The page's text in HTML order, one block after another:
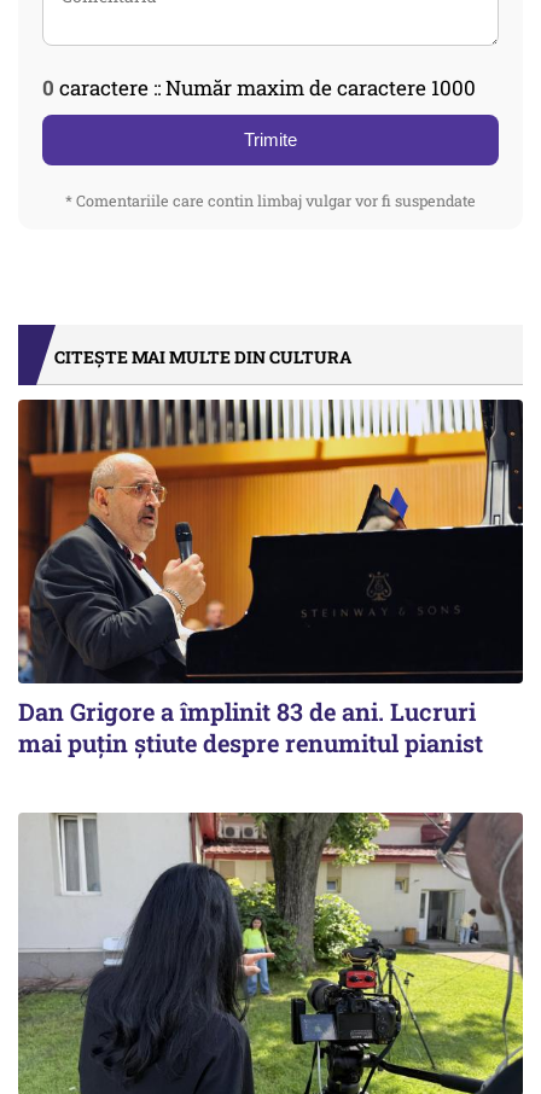
0 caractere :: Număr maxim de caractere 1000
Trimite
* Comentariile care contin limbaj vulgar vor fi suspendate
CITEȘTE MAI MULTE DIN CULTURA
Dan Grigore a împlinit 83 de ani. Lucruri
mai puțin știute despre renumitul pianist